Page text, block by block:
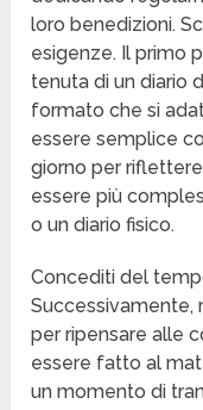
loro benedizioni.
esigenze. Il primo
tenuta di un diario
formato che si
essere semplice
giorno per
essere più
o un diario fisico.
Concediti del
Successivamente,
per ripensare alle
essere fatto al
un momento di